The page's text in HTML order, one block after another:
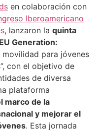
en colaboración con
Iberoamericano
, lanzaron la quinta
Generation:
para jóvenes
con el objetivo de
de diversa
plataforma
marco de la
y mejorar el
. Esta jornada